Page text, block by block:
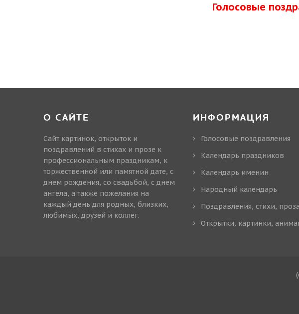
Голосовые
О САЙТЕ
Сайт картинок, открыток и
поздравлений в стихах и прозе к
профессиональным праздникам, к
торжественной или памятной дате, с
днем рождения, со свадьбой, с днем
ангела, а также пожелания на
каждый день для родных, близких,
любимых, друзей и коллег.
ИНФОРМАЦИЯ
Голосовые поздравления
Календарь праздников
Календарь именин
Народный календарь
Поздравления, стихи, проза
Открытки, картинки,